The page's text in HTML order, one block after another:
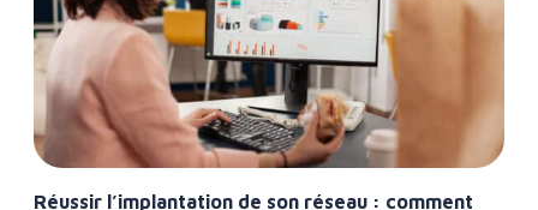
Réussir l’implantation de son réseau : comment